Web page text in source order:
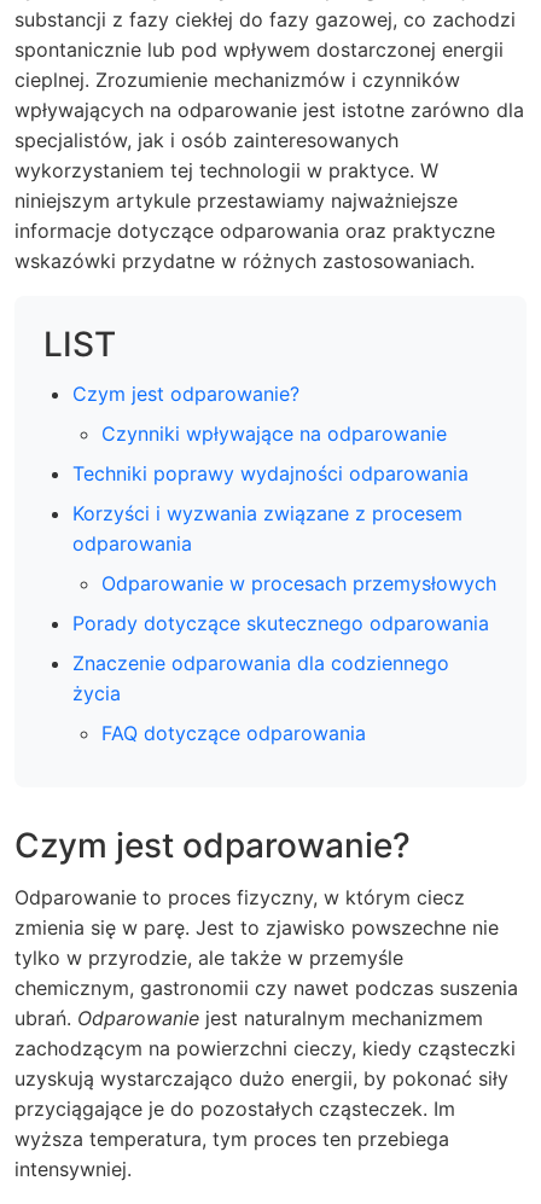
substancji z fazy ciekłej do fazy gazowej, co zachodzi
spontanicznie lub pod wpływem dostarczonej energii
cieplnej. Zrozumienie mechanizmów i czynników
wpływających na odparowanie jest istotne zarówno dla
specjalistów, jak i osób zainteresowanych
wykorzystaniem tej technologii w praktyce. W
niniejszym artykule przestawiamy najważniejsze
informacje dotyczące odparowania oraz praktyczne
wskazówki przydatne w różnych zastosowaniach.
LIST
Czym jest odparowanie?
Czynniki wpływające na odparowanie
Techniki poprawy wydajności odparowania
Korzyści i wyzwania związane z procesem
odparowania
Odparowanie w procesach przemysłowych
Porady dotyczące skutecznego odparowania
Znaczenie odparowania dla codziennego
życia
FAQ dotyczące odparowania
Czym jest odparowanie?
Odparowanie to proces fizyczny, w którym ciecz
zmienia się w parę. Jest to zjawisko powszechne nie
tylko w przyrodzie, ale także w przemyśle
chemicznym, gastronomii czy nawet podczas suszenia
ubrań. Odparowanie jest naturalnym mechanizmem
zachodzącym na powierzchni cieczy, kiedy cząsteczki
uzyskują wystarczająco dużo energii, by pokonać siły
przyciągające je do pozostałych cząsteczek. Im
wyższa temperatura, tym proces ten przebiega
intensywniej.